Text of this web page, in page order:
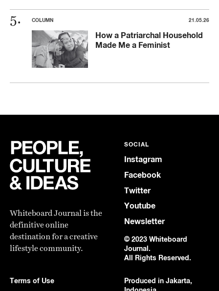
COLUMN 21.05.26
How a Patriarchal Household
Made Me a Feminist
Whiteboard Journal is the
definitive online
destination for a creative
lifestyle community.
SOCIAL
Instagram
Facebook
Twitter
Youtube
Newsletter
© 2023 Whiteboard
Journal.
All Rights Reserved.
Terms of Use
Produced in Jakarta,